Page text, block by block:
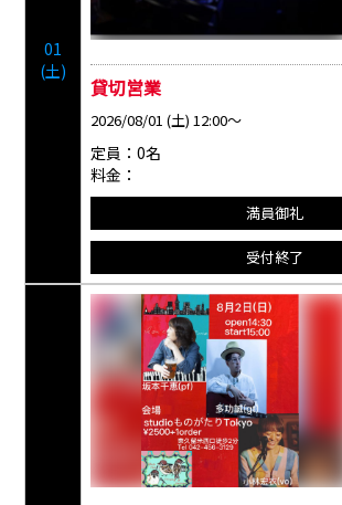
01
(土)
貸切営業
2026/08/01 (土) 12:00～
定員：0名
料金：
満員御礼
受付終了